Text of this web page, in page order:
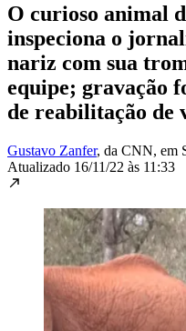
O curioso animal
inspeciona o
nariz com sua
equipe; gravação
de reabilitação de
Gustavo Zanfer, da CNN, em
Atualizado 16/11/22 às 11:33